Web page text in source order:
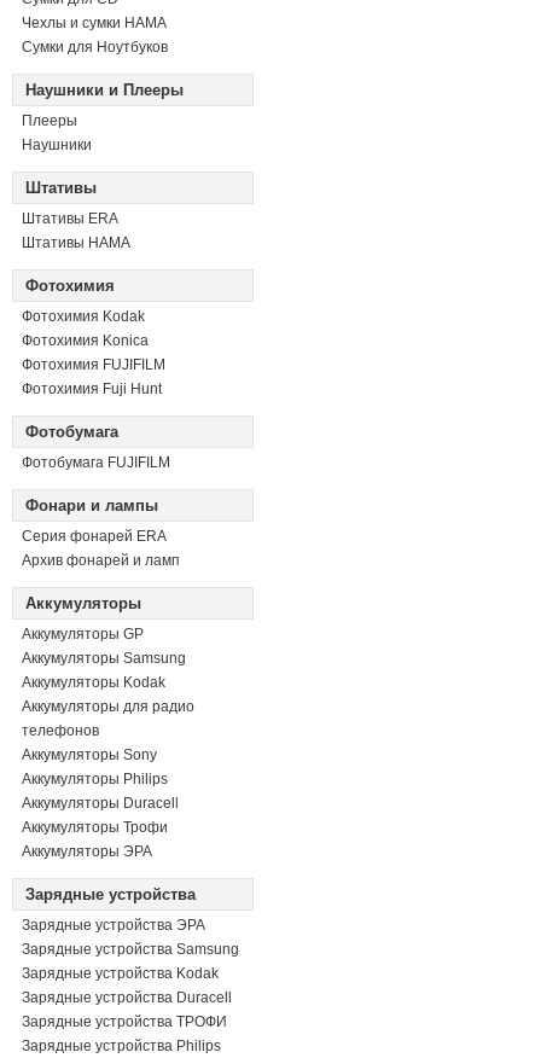
Чехлы и сумки HAMA
Сумки для Ноутбуков
Наушники и Плееры
Плееры
Наушники
Штативы
Штативы ERA
Штативы HAMA
Фотохимия
Фотохимия Kodak
Фотохимия Konica
Фотохимия FUJIFILM
Фотохимия Fuji Hunt
Фотобумага
Фотобумага FUJIFILM
Фонари и лампы
Серия фонарей ERA
Архив фонарей и ламп
Аккумуляторы
Аккумуляторы GP
Аккумуляторы Samsung
Аккумуляторы Kodak
Аккумуляторы для радио
телефонов
Аккумуляторы Sony
Аккумуляторы Philips
Аккумуляторы Duracell
Аккумуляторы Трофи
Аккумуляторы ЭРА
Зарядные устройства
Зарядные устройства ЭРА
Зарядные устройства Samsung
Зарядные устройства Kodak
Зарядные устройства Duracell
Зарядные устройства ТРОФИ
Зарядные устройства Philips